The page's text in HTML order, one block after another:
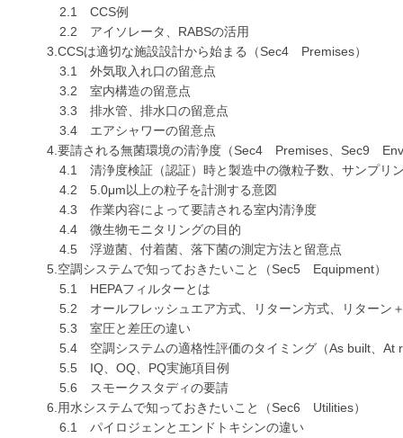
2.1 CCS例
2.2 アイソレータ、RABSの活用
3.CCSは適切な施設設計から始まる（Sec4 Premises）
3.1 外気取入れ口の留意点
3.2 室内構造の留意点
3.3 排水管、排水口の留意点
3.4 エアシャワーの留意点
4.要請される無菌環境の清浄度（Sec4 Premises、Sec9
4.1 清浄度検証（認証）時と製造中の微粒子数、サンプリ
4.2 5.0μm以上の粒子を計測する意図
4.3 作業内容によって要請される室内清浄度
4.4 微生物モニタリングの目的
4.5 浮遊菌、付着菌、落下菌の測定方法と留意点
5.空調システムで知っておきたいこと（Sec5 Equipment）
5.1 HEPAフィルターとは
5.2 オールフレッシュエア方式、リターン方式、リターン
5.3 室圧と差圧の違い
5.4 空調システムの適格性評価のタイミング（As built、At
5.5 IQ、OQ、PQ実施項目例
5.6 スモークスタディの要請
6.用水システムで知っておきたいこと（Sec6 Utilities）
6.1 パイロジェンとエンドトキシンの違い